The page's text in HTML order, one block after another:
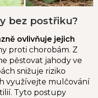
bez postřiku?
ovlivňuje jejich
proti chorobám. Z
pěstovat jahody ve
snižuje riziko
využívejte mulčování
Tyto postupy